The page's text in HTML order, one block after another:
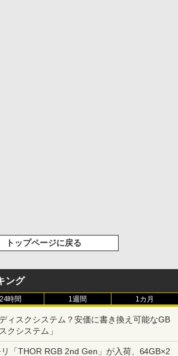
トップページに戻る
ング
24時間 1週間 1カ月
ィスクシステム？安価に書き換え可能なGB
クシステム」
「THOR RGB 2nd Gen」が入荷、64GB×2